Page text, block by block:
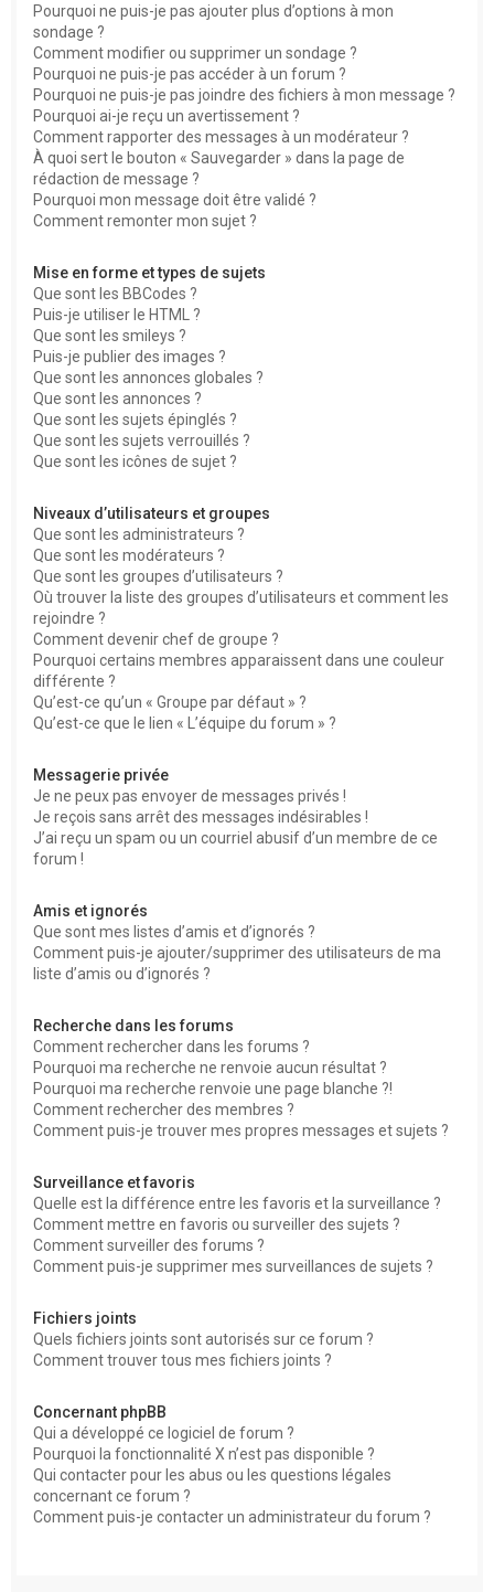
Pourquoi ne puis-je pas ajouter plus d’options à mon
sondage ?
Comment modifier ou supprimer un sondage ?
Pourquoi ne puis-je pas accéder à un forum ?
Pourquoi ne puis-je pas joindre des fichiers à mon message ?
Pourquoi ai-je reçu un avertissement ?
Comment rapporter des messages à un modérateur ?
À quoi sert le bouton « Sauvegarder » dans la page de
rédaction de message ?
Pourquoi mon message doit être validé ?
Comment remonter mon sujet ?
Mise en forme et types de sujets
Que sont les BBCodes ?
Puis-je utiliser le HTML ?
Que sont les smileys ?
Puis-je publier des images ?
Que sont les annonces globales ?
Que sont les annonces ?
Que sont les sujets épinglés ?
Que sont les sujets verrouillés ?
Que sont les icônes de sujet ?
Niveaux d’utilisateurs et groupes
Que sont les administrateurs ?
Que sont les modérateurs ?
Que sont les groupes d’utilisateurs ?
Où trouver la liste des groupes d’utilisateurs et comment les
rejoindre ?
Comment devenir chef de groupe ?
Pourquoi certains membres apparaissent dans une couleur
différente ?
Qu’est-ce qu’un « Groupe par défaut » ?
Qu’est-ce que le lien « L’équipe du forum » ?
Messagerie privée
Je ne peux pas envoyer de messages privés !
Je reçois sans arrêt des messages indésirables !
J’ai reçu un spam ou un courriel abusif d’un membre de ce
forum !
Amis et ignorés
Que sont mes listes d’amis et d’ignorés ?
Comment puis-je ajouter/supprimer des utilisateurs de ma
liste d’amis ou d’ignorés ?
Recherche dans les forums
Comment rechercher dans les forums ?
Pourquoi ma recherche ne renvoie aucun résultat ?
Pourquoi ma recherche renvoie une page blanche ?!
Comment rechercher des membres ?
Comment puis-je trouver mes propres messages et sujets ?
Surveillance et favoris
Quelle est la différence entre les favoris et la surveillance ?
Comment mettre en favoris ou surveiller des sujets ?
Comment surveiller des forums ?
Comment puis-je supprimer mes surveillances de sujets ?
Fichiers joints
Quels fichiers joints sont autorisés sur ce forum ?
Comment trouver tous mes fichiers joints ?
Concernant phpBB
Qui a développé ce logiciel de forum ?
Pourquoi la fonctionnalité X n’est pas disponible ?
Qui contacter pour les abus ou les questions légales
concernant ce forum ?
Comment puis-je contacter un administrateur du forum ?